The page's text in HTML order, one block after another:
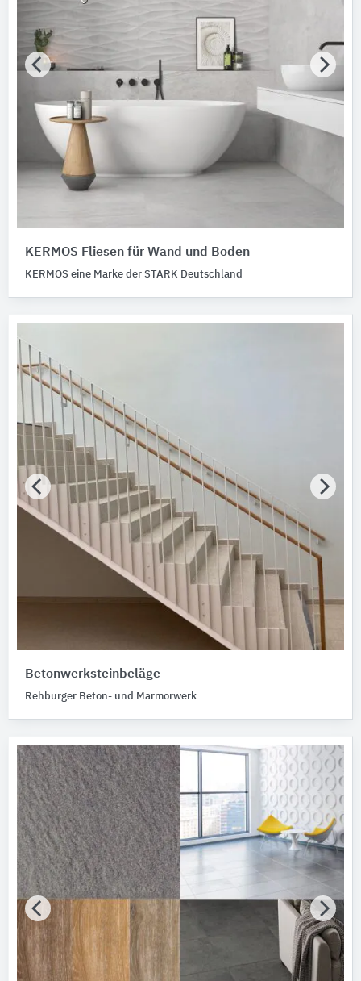
KERMOS Fliesen für Wand und Boden
KERMOS eine Marke der STARK Deutschland
Betonwerksteinbeläge
Rehburger Beton- und Marmorwerk